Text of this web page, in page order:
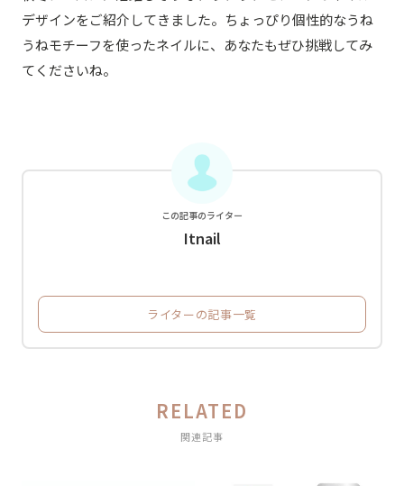
デザインをご紹介してきました。ちょっぴり個性的なうね
うねモチーフを使ったネイルに、あなたもぜひ挑戦してみ
てくださいね。
この記事のライター
Itnail
ライターの記事一覧
RELATED
関連記事